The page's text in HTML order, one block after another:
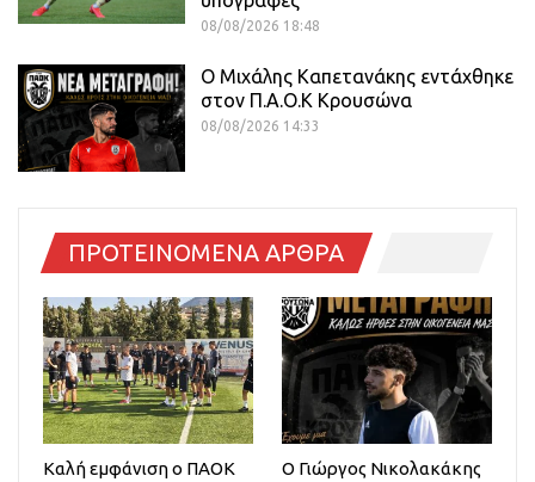
08/08/2026 18:48
O Mιχάλης Καπετανάκης εντάχθηκε
στον Π.Α.Ο.Κ Κρουσώνα
08/08/2026 14:33
ΠΡΟΤΕΙΝΟΜΕΝΑ ΑΡΘΡΑ
Καλή εμφάνιση ο ΠΑΟΚ
O Γιώργος Νικολακάκης